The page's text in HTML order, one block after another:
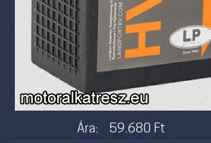
Ára: 59.680 Ft